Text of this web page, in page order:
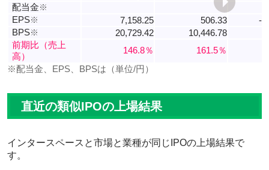
配当金※
EPS※ 7,158.25 506.33
-
BPS※ 20,729.42 10,446.78
前期比（売上
高）
146.8％
161.5％
※配当金、EPS、BPSは（単位/円）
直近の類似IPOの上場結果
インタースペースと市場と業種が同じIPOの上場結果で
す。